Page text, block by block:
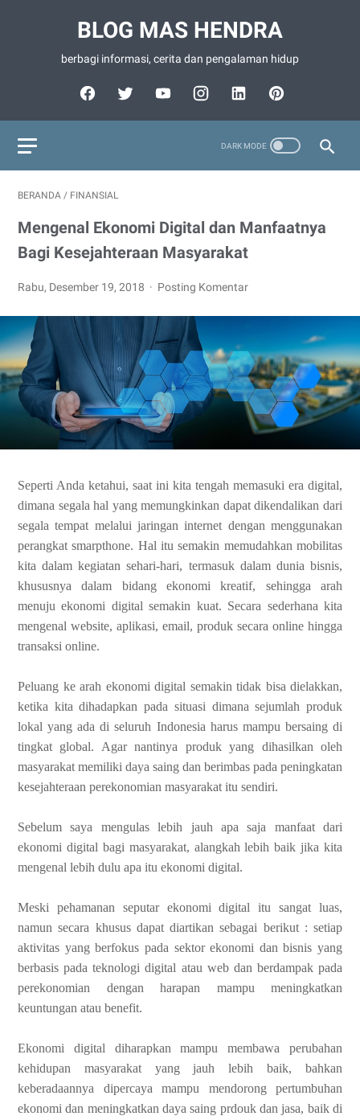
BLOG MAS HENDRA
berbagi informasi, cerita dan pengalaman hidup
BERANDA / FINANSIAL
Mengenal Ekonomi Digital dan Manfaatnya
Bagi Kesejahteraan Masyarakat
Rabu, Desember 19, 2018 Posting Komentar
Seperti Anda ketahui, saat ini kita tengah memasuki era digital,
dimana segala hal yang memungkinkan dapat dikendalikan dari
segala tempat melalui jaringan internet dengan menggunakan
perangkat smarpthone. Hal itu semakin memudahkan mobilitas
kita dalam kegiatan sehari-hari, termasuk dalam dunia bisnis,
khususnya dalam bidang ekonomi kreatif, sehingga arah
menuju ekonomi digital semakin kuat. Secara sederhana kita
mengenal website, aplikasi, email, produk secara online hingga
transaksi online.
Peluang ke arah ekonomi digital semakin tidak bisa dielakkan,
ketika kita dihadapkan pada situasi dimana sejumlah produk
lokal yang ada di seluruh Indonesia harus mampu bersaing di
tingkat global. Agar nantinya produk yang dihasilkan oleh
masyarakat memiliki daya saing dan berimbas pada peningkatan
kesejahteraan perekonomian masyarakat itu sendiri.
Sebelum saya mengulas lebih jauh apa saja manfaat dari
ekonomi digital bagi masyarakat, alangkah lebih baik jika kita
mengenal lebih dulu apa itu ekonomi digital.
Meski pehamanan seputar ekonomi digital itu sangat luas,
namun secara khusus dapat diartikan sebagai berikut : setiap
aktivitas yang berfokus pada sektor ekonomi dan bisnis yang
berbasis pada teknologi digital atau web dan berdampak pada
perekonomian dengan harapan mampu meningkatkan
keuntungan atau benefit.
Ekonomi digital diharapkan mampu membawa perubahan
kehidupan masyarakat yang jauh lebih baik, bahkan
keberadaannya dipercaya mampu mendorong pertumbuhan
ekonomi dan meningkatkan daya saing prdouk dan jasa, baik di